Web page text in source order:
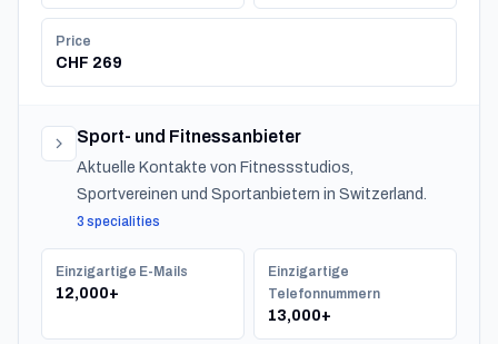
Price
CHF 269
Sport- und Fitnessanbieter
Aktuelle Kontakte von Fitnessstudios,
Sportvereinen und Sportanbietern in Switzerland.
3 specialities
Einzigartige E-Mails
12,000+
Einzigartige
Telefonnummern
13,000+